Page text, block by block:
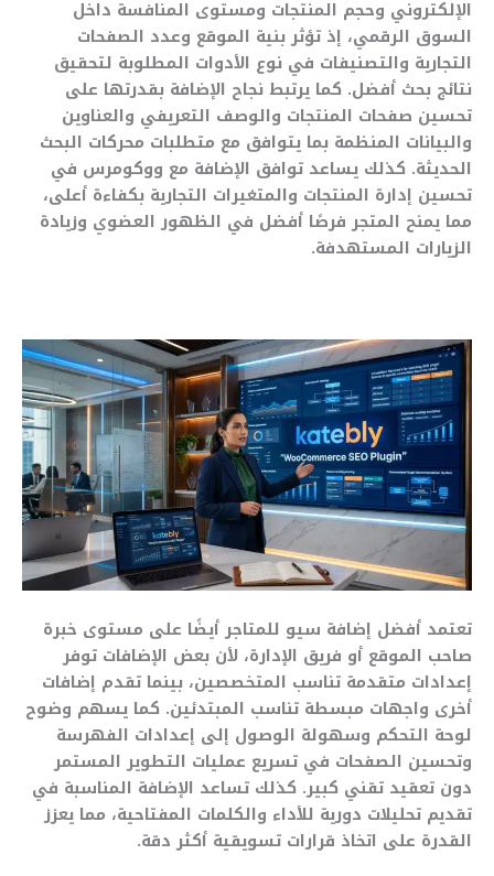
الإلكتروني وحجم المنتجات ومستوى المنافسة داخل
السوق الرقمي، إذ تؤثر بنية الموقع وعدد الصفحات
التجارية والتصنيفات في نوع الأدوات المطلوبة لتحقيق
نتائج بحث أفضل. كما يرتبط نجاح الإضافة بقدرتها على
تحسين صفحات المنتجات والوصف التعريفي والعناوين
والبيانات المنظمة بما يتوافق مع متطلبات محركات البحث
الحديثة. كذلك يساعد توافق الإضافة مع ووكومرس في
تحسين إدارة المنتجات والمتغيرات التجارية بكفاءة أعلى،
مما يمنح المتجر فرصًا أفضل في الظهور العضوي وزيادة
الزيارات المستهدفة.
تعتمد أفضل إضافة سيو للمتاجر أيضًا على مستوى خبرة
صاحب الموقع أو فريق الإدارة، لأن بعض الإضافات توفر
إعدادات متقدمة تناسب المتخصصين، بينما تقدم إضافات
أخرى واجهات مبسطة تناسب المبتدئين. كما يسهم وضوح
لوحة التحكم وسهولة الوصول إلى إعدادات الفهرسة
وتحسين الصفحات في تسريع عمليات التطوير المستمر
دون تعقيد تقني كبير. كذلك تساعد الإضافة المناسبة في
تقديم تحليلات دورية للأداء والكلمات المفتاحية، مما يعزز
القدرة على اتخاذ قرارات تسويقية أكثر دقة.